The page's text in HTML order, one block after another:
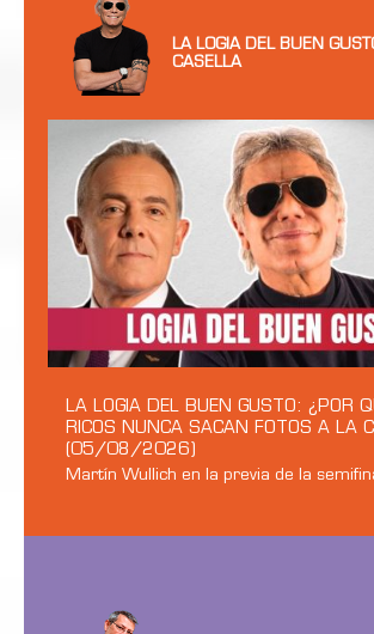
LA LOGIA DEL BUEN
CASELLA
LA LOGIA DEL BUEN GUSTO: ¿POR
RICOS NUNCA SACAN FOTOS A LA
(05/08/2026)
Martín Wullich en la previa de la